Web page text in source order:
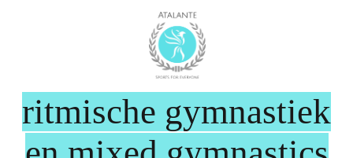
ritmische gymnastiek